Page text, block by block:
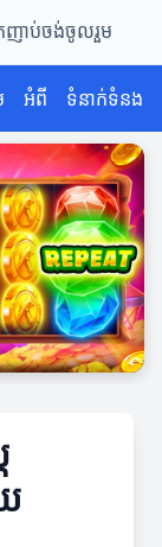
ាប់ចង់ចូលរួម
អំពី ទំនាក់ទំនង